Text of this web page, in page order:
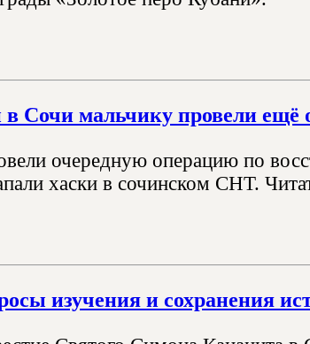
Сочи мальчику провели ещё
очередную операцию по
хаски в сочинском СНТ.
изучения и сохранения